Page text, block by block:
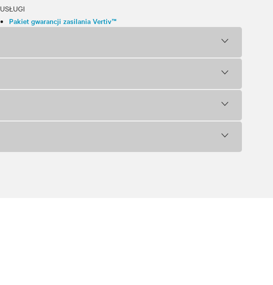
USŁUGI
Pakiet gwarancji zasilania Vertiv™